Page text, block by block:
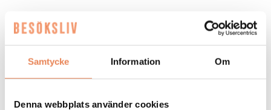
Samtycke Information Om
Denna webbplats använder cookies
RESTAURANG
Fotbollsfest på lokal – fyra
på morgonen